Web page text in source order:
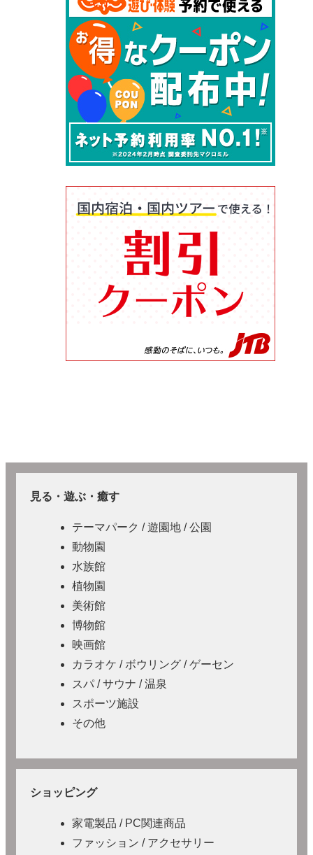
見る・遊ぶ・癒す
テーマパーク / 遊園地 / 公園
動物園
水族館
植物園
美術館
博物館
映画館
カラオケ / ボウリング / ゲーセン
スパ / サウナ / 温泉
スポーツ施設
その他
ショッピング
家電製品 / PC関連商品
ファッション / アクセサリー